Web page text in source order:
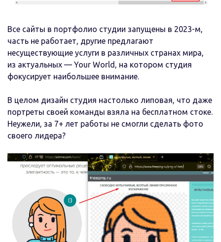
Все сайты в портфолио студии запущены в 2023-м,
часть не работает, другие предлагают
несуществующие услуги в различных странах мира,
из актуальных — Your World, на котором студия
фокусирует наибольшее внимание.
В целом дизайн студия настолько липовая, что даже
портреты своей команды взяла на бесплатном стоке.
Неужели, за 7+ лет работы не смогли сделать фото
своего лидера?